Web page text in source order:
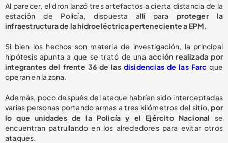
Al parecer, el dron lanzó tres artefactos a cierta distancia de la
estación de Policía, dispuesta allí paraproteger la
infraestructura de la hidroeléctrica perteneciente a EPM.
Si bien los hechos son materia de investigación, la principal
hipótesis apunta a que se trató de una acción realizada por
integrantes del frente 36 de las disidencias de las Farcque
operan en la zona.
Además, poco después del ataque habrían sido interceptadas
varias personas portando armas a tres kilómetros del sitio, por
lo que unidades de la Policía y el Ejército Nacional se
encuentran patrullando en los alrededores para evitar otros
ataques.